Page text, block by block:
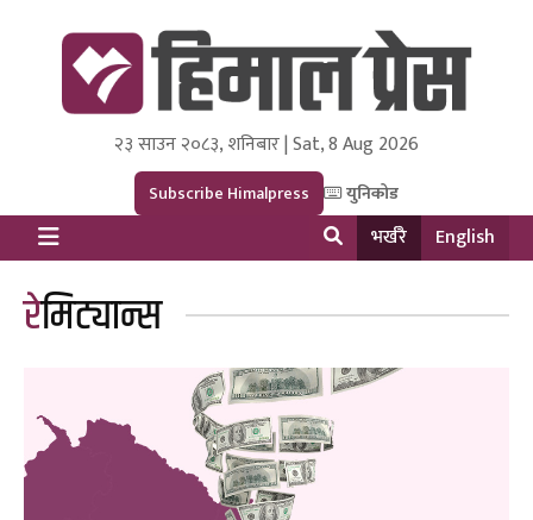
Himal Press
Dot NewsyNepal Media and Research Pvt Ltd.
२३ साउन २०८३, शनिबार | Sat, 8 Aug 2026
Subscribe Himalpress युनिकोड
भर्खरै English
रेमिट्यान्स